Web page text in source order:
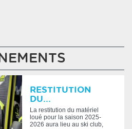
RESTITUTION
DU...
La restitution du matériel
loué pour la saison 2025-
2026 aura lieu au ski club,